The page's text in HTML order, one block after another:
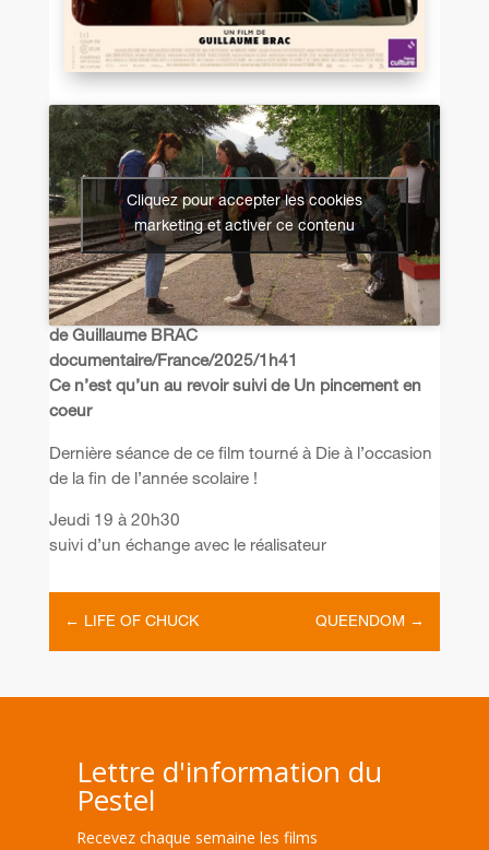
Cliquez pour accepter les cookies
marketing et activer ce contenu
de Guillaume BRAC
documentaire/France/2025/1h41
Ce n’est qu’un au revoir suivi de Un pincement en
coeur
Dernière séance de ce film tourné à Die à l’occasion
de la fin de l’année scolaire !
Jeudi 19 à 20h30
suivi d’un échange avec le réalisateur
← LIFE OF CHUCK QUEENDOM →
Lettre d'information du
Pestel
Recevez chaque semaine les films